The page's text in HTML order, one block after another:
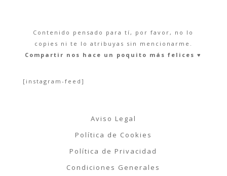
Contenido pensado para tí, por favor, no lo
copies ni te lo atribuyas sin mencionarme.
Compartir nos hace un poquito más felices ♥︎
[instagram-feed]
Aviso Legal
Política de Cookies
Política de Privacidad
Condiciones Generales